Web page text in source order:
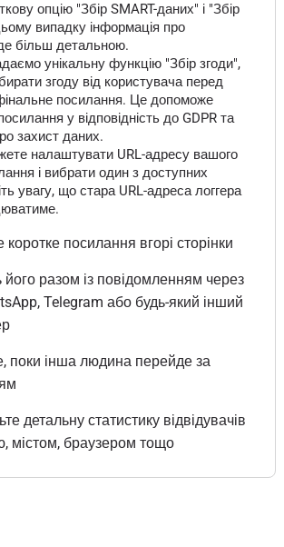
опцію "Збір SMART-даних" і "Збір
випадку інформація про
більш детальною.
унікальну функцію "Збір згоди",
згоду від користувача перед
посилання. Це допоможе
у відповідність до GDPR та
захист даних.
налаштувати URL-адресу вашого
і вибрати один з доступних
увагу, що стара URL-адреса логгера
коротке посилання вгорі сторінки
його разом із повідомленням через
Telegram або будь-який інший
поки інша людина перейде за
детальну статистику відвідувачів
містом, браузером тощо